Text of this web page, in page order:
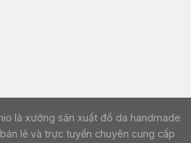
là xưởng sản xuất đồ da handmade
lẻ và trực tuyến chuyên cung cấp